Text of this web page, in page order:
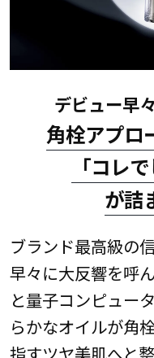
デビュー早
角栓アプロ
「コレ
が詰
ブランド最高級の
早々に大反響を呼
と量子コンピュー
らかなオイルが角
指すツヤ美肌へと